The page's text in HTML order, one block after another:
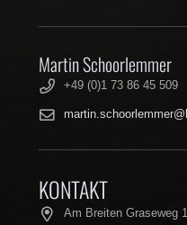
Martin Schoorlemmer
+49 (0)1 73 86 45 509
KONTAKT
Am Breiten Graseweg